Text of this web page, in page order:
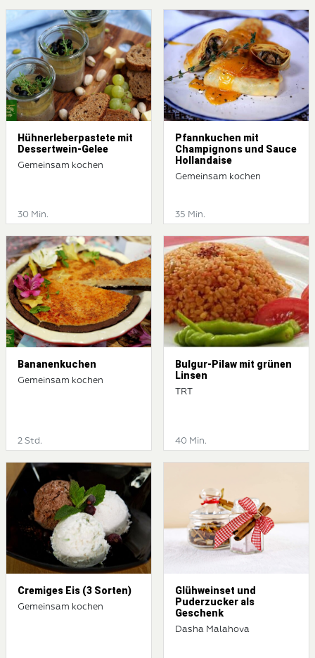
Hühnerleberpastete mit
Dessertwein-Gelee
Gemeinsam kochen
30 Min.
Pfannkuchen mit
Champignons und Sauce
Hollandaise
Gemeinsam kochen
35 Min.
Bananenkuchen
Gemeinsam kochen
2 Std.
Bulgur-Pilaw mit grünen
Linsen
TRT
40 Min.
Cremiges Eis (3 Sorten)
Gemeinsam kochen
Glühweinset und
Puderzucker als
Geschenk
Dasha Malahova